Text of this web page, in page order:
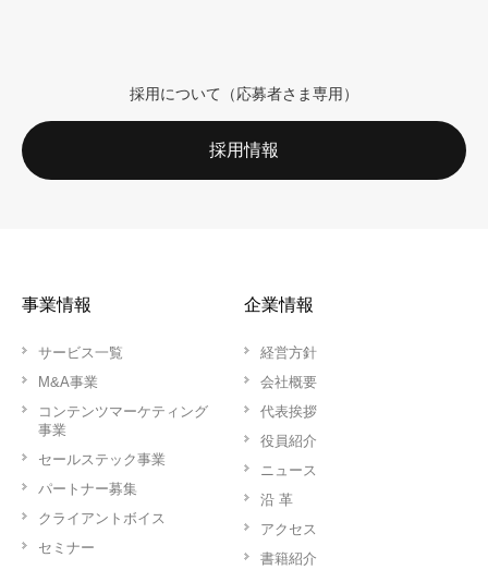
採用について（応募者さま専用）
採用情報
事業情報
サービス一覧
M&A事業
コンテンツマーケティング
事業
セールステック事業
パートナー募集
クライアントボイス
セミナー
企業情報
経営方針
会社概要
代表挨拶
役員紹介
ニュース
沿 革
アクセス
書籍紹介